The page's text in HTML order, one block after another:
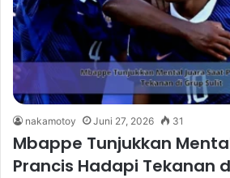
nakamotoy Juni 27, 2026 31
Mbappe Tunjukkan
Prancis Hadapi Tekanan